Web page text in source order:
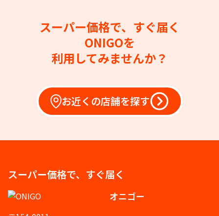
スーパー価格で、すぐ届く
ONIGOを
利用してみませんか？
お近くの店舗を探す
スーパー価格で、すぐ届く
オニゴー